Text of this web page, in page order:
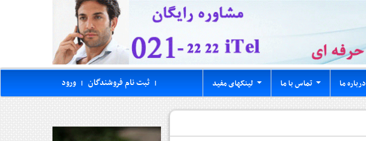
ورود | ثبت نام فروشندگان | لینکهای مفید تماس با ما درباره ما